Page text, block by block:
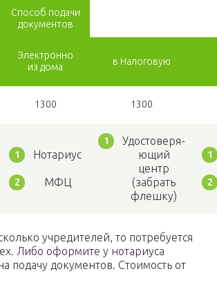
Способ подачи
документов
Электронно
из дома
в Налоговую
1300 1300
Нотариус
МФЦ
Удостоверя­
ющий
центр
(забрать
флешку)
учредителей, то потребуется
Либо оформите у нотариуса
подачу документов. Стоимость от